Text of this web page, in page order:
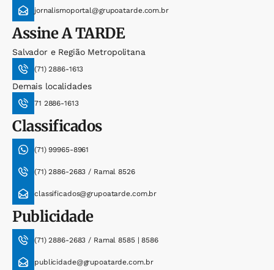
jornalismoportal@grupoatarde.com.br
AssineA TARDE
Salvador e Região Metropolitana
(71) 2886-1613
Demais localidades
71 2886-1613
Classificados
(71) 99965-8961
(71) 2886-2683 / Ramal 8526
classificados@grupoatarde.com.br
Publicidade
(71) 2886-2683 / Ramal 8585 | 8586
publicidade@grupoatarde.com.br